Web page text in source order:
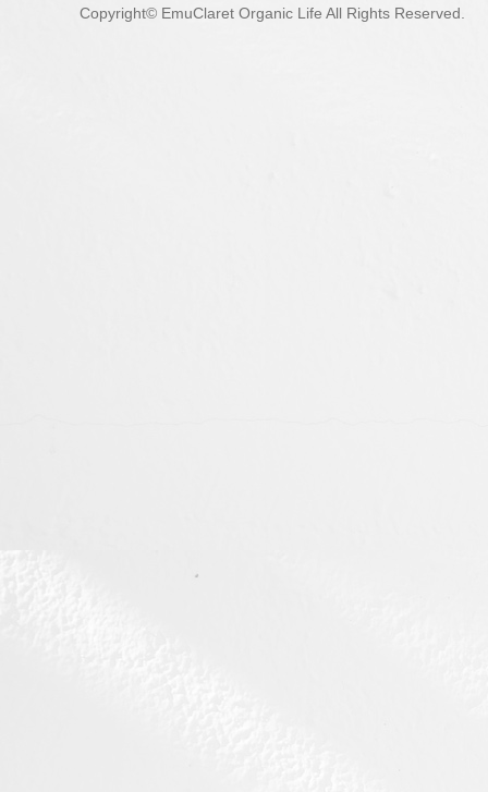
Copyright© EmuClaret Organic Life All Rights Reserved.